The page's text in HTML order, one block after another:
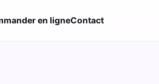
en ligneContact